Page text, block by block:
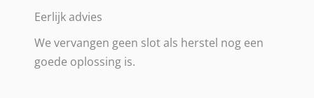
Eerlijk advies
We vervangen geen slot als herstel nog een
goede oplossing is.